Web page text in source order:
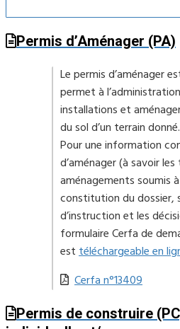
Permis d’Aménager (PA)
Le permis d’aménager
permet à
installations et
du sol d’un terrain donné.
Pour une information
d’aménager (à savoir
aménagements soumis
constitution du dossier,
d’instruction et les
formulaire Cerfa de
esttéléchargeable en
Cerfa n°13409
Permis de construire